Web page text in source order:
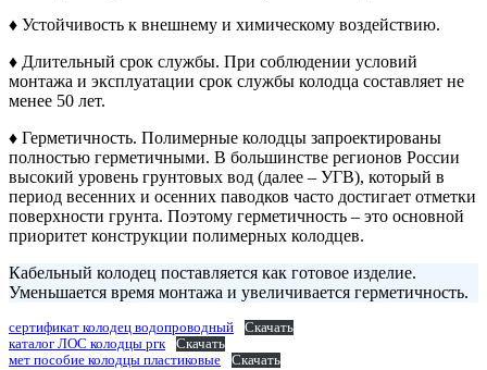
♦ Устойчивость к внешнему и химическому воздействию.
♦ Длительный срок службы. При соблюдении условий
монтажа и эксплуатации срок службы колодца составляет не
менее 50 лет.
♦ Герметичность. Полимерные колодцы запроектированы
полностью герметичными. В большинстве регионов России
высокий уровень грунтовых вод (далее – УГВ), который в
период весенних и осенних паводков часто достигает отметки
поверхности грунта. Поэтому герметичность – это основной
приоритет конструкции полимерных колодцев.
Кабельный колодец поставляется как готовое изделие.
Уменьшается время монтажа и увеличивается герметичность.
сертификат колодец водопроводный
Скачать
каталог ЛОС колодцы ргк
Скачать
мет пособие колодцы пластиковые
Скачать